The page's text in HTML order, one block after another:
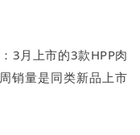
3月上市的3款HPP肉
销量是同类新品上市